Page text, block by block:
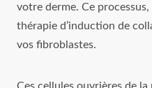
votre derme. Ce
thérapie d’induction de
vos fibroblastes.
Ces cellules ouvrières de